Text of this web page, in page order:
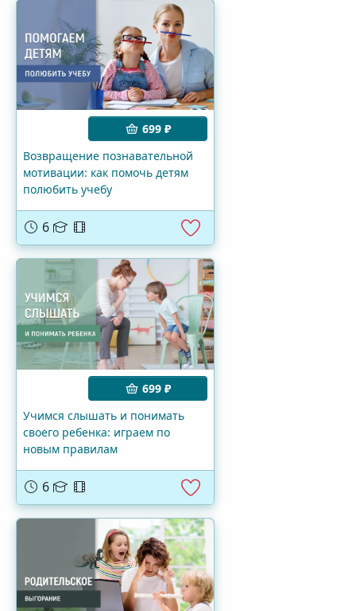
699 ₽
Возвращение познавательной
мотивации: как помочь детям
полюбить учебу
6
699 ₽
Учимся слышать и понимать
своего ребенка: играем по
новым правилам
6